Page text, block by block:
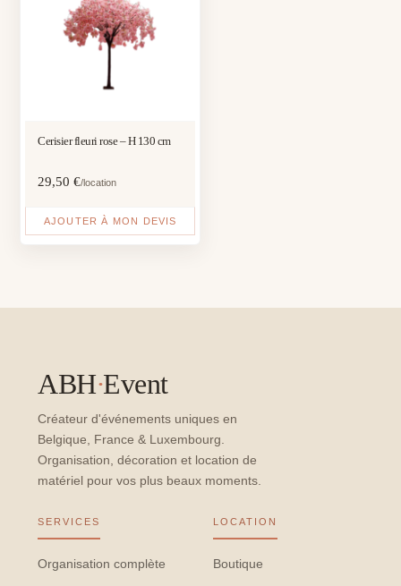
Cerisier fleuri rose – H 130 cm
29,50€/location
AJOUTER À MON DEVIS
ABH·Event
Créateur d'événements uniques en
Belgique, France & Luxembourg.
Organisation, décoration et location de
matériel pour vos plus beaux moments.
SERVICES
Organisation complète
LOCATION
Boutique